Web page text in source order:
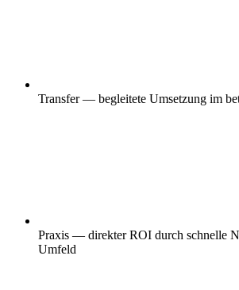
Transfer — begleitete Umsetzung im
Praxis — direkter ROI durch schnelle
Umfeld